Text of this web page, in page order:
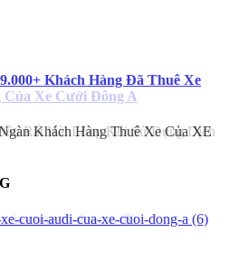
Của Xe Cưới Đông A
Rất Hài Lòng Khi Sử Dụng Dịch